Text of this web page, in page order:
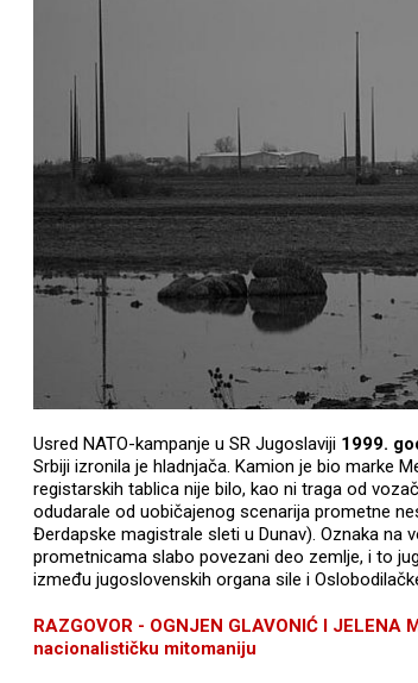
Usred NATO-kampanje u SR Jugoslaviji 1999.
Srbiji izronila je hladnjača. Kamion je bio marke
registarskih tablica nije bilo, kao ni traga od
odudarale od uobičajenog scenarija prometne
Đerdapske magistrale sleti u Dunav). Oznaka na
prometnicama slabo povezani deo zemlje, i to
između jugoslovenskih organa sile i
RAZGOVOR - OGNJEN GLAVONIĆ I
nacionalističku mitomaniju